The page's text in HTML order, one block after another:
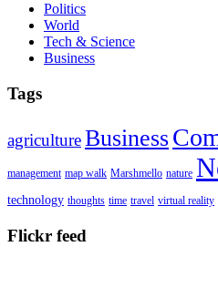
Politics
World
Tech & Science
Business
Tags
agricultureBusiness
management map walk Marshmello nature
technology thoughts time travel virtual reality
Flickr feed